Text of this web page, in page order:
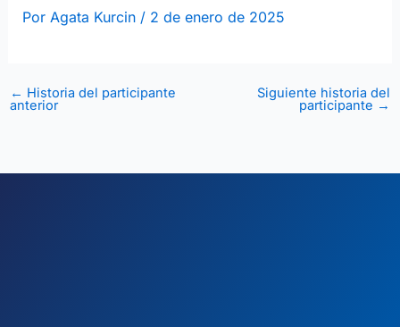
Por Agata Kurcin / 2 de enero de 2025
← Historia del participante
anterior
Siguiente historia del
participante →